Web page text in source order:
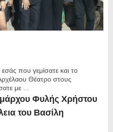
που γεμίσατε και το
Θέατρο στους
με ...
Φυλής Χρήστου
του Βασίλη